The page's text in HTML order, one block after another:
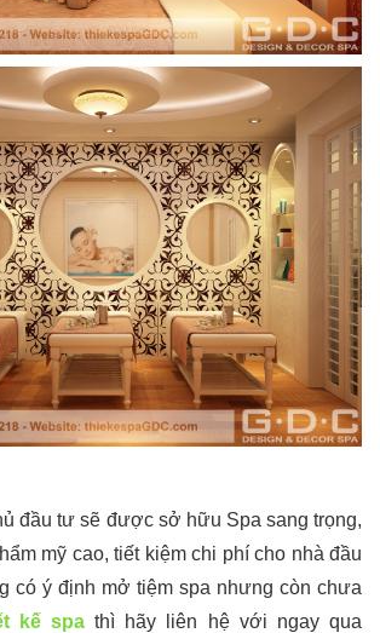
đầu tư sẽ được sở hữu Spa sang trọng,
mỹ cao, tiết kiệm chi phí cho nhà đầu
có ý định mở tiệm spa nhưng còn chưa
kế spa thì hãy liên hệ với ngay qua